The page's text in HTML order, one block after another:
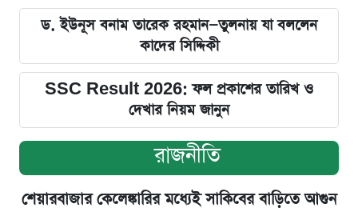
ড. ইউনূস বনাম তারেক রহমান—তুলনায় যা বললেন
কাদের সিদ্দিকী
SSC Result 2026: ফল প্রকাশের তারিখ ও
দেখার নিয়ম জানুন
রাজনীতি
শেয়ারবাজার কেলেঙ্কারির মধ্যেই সাকিবের বাড়িতে আগুন